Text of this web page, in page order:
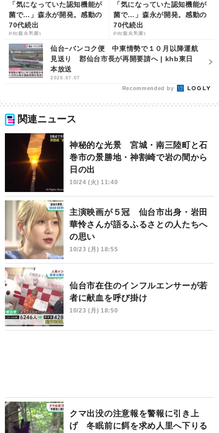
「気になっていた認知機能が
菌で…」森永が開発。感動の
70代続出
PR(森永乳業)
「気になっていた認知機能が
菌で…」森永が開発。感動の
70代続出
PR(森永乳業)
仙台−バンコク便 中東情勢で１０月以降運航
見送り 郡仙台市長が再開要請へ | khb東日
本放送
2026.07.07
Recommended by
関連ニュース
神秘的な光景 宮城・南三陸町と石
巻市の景勝地・神割崎で岩の間から
日の出
10/24 (火) 11:40
主演映画が５冠 仙台市出身・岩田
華怜さんが語るふるさとの人たちへ
の思い
10/23 (月) 18:55
仙台市在住のインフルエンサーが若
者に献血を呼び掛け
10/23 (月) 18:50
クマ出没の注意報を警報に引き上
げ 冬眠前に餌を求め人里へ下りる